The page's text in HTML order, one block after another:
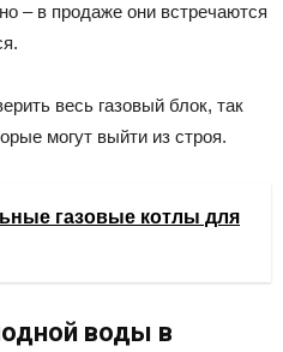
– в продаже они встречаются
весь газовый блок, так
могут выйти из строя.
газовые котлы для
воды в